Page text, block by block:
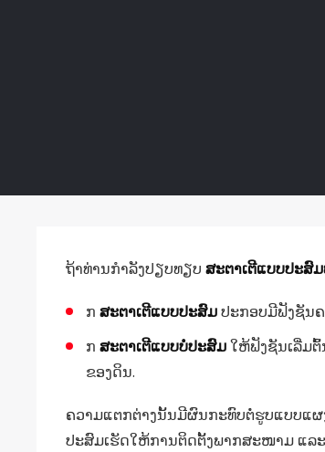
ຖ້າທ່ານກໍາລັງປຽບທຽບ ສະຕາເຕີແບບປະສົ
ກ ສະຕາເຕີແບບປະສົມປະກອບມີຟັງຊັນ
ກ ສະຕາເຕີແບບບໍ່ປະສົມໃຫ້ຟັງຊັນເລີ່ມ
ຂອງດິນ.
ຄວາມແຕກຕ່າງນັ້ນມີຜົນກະທົບຕໍ່ຮູບແບບແຜ
ປະສົມເຮັດໃຫ້ການຕິດຕັ້ງພາກສະໜາມ ແລ